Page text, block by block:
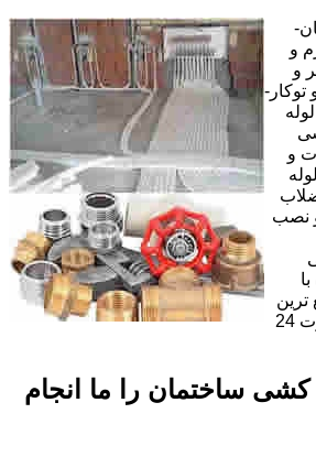
و
و
توکار-
و
نصب
ترین
زمان شبانه روزی بصورت 24
ساختمان را ما انجام